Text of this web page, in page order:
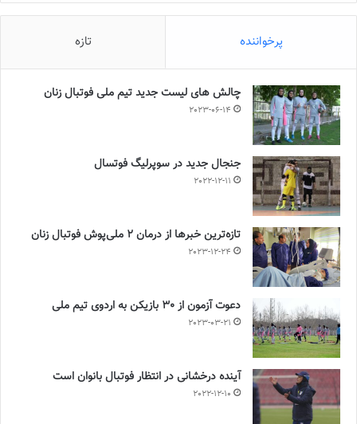
پرخواننده تازه
چالش هاى ليست جدید تيم ملى فوتبال زنان
2023-06-14
جنجال جدید در سوپرلیگ فوتسال
2022-12-11
تازه‌ترین خبرها از درمان ۲ ملی‌پوش فوتبال زنان
2023-12-24
دعوت آزمون از 30 بازیکن به اردوی تیم ملی
2023-03-21
آینده درخشانی در انتظار فوتبال بانوان است
2022-12-10